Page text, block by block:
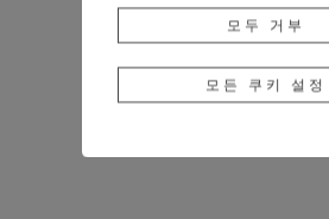
모두 거부
모든 쿠키 설정